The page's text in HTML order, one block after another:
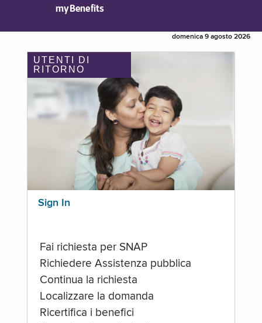
myBenefits
domenica 9 agosto 2026
UTENTI DI
RITORNO
Sign In
Fai richiesta per SNAP
Richiedere Assistenza pubblica
Continua la richiesta
Localizzare la domanda
Ricertifica i benefici